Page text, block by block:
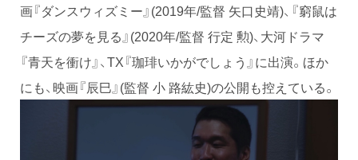
画『ダンスウィズミー』(2019年/監督 矢口史靖)、『窮鼠は
チーズの夢を見る』(2020年/監督 行定 勲)、大河ドラマ
『青天を衝け』、TX『珈琲いかがでしょう』に出演。ほか
にも、映画『辰巳』(監督 小 路紘史)の公開も控えている。